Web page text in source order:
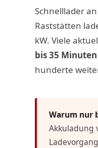
Schnelllader
Raststätten
kW. Viele
bis 35 Minuten
hunderte
Warum nur
Akkuladung